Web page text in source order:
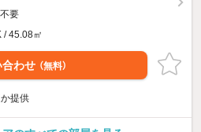
不要
/ 45.08㎡
合わせ （無料）
提供